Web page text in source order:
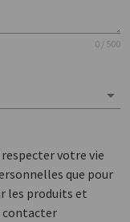
0 / 500
votre vie
que pour
les produits et
contacter